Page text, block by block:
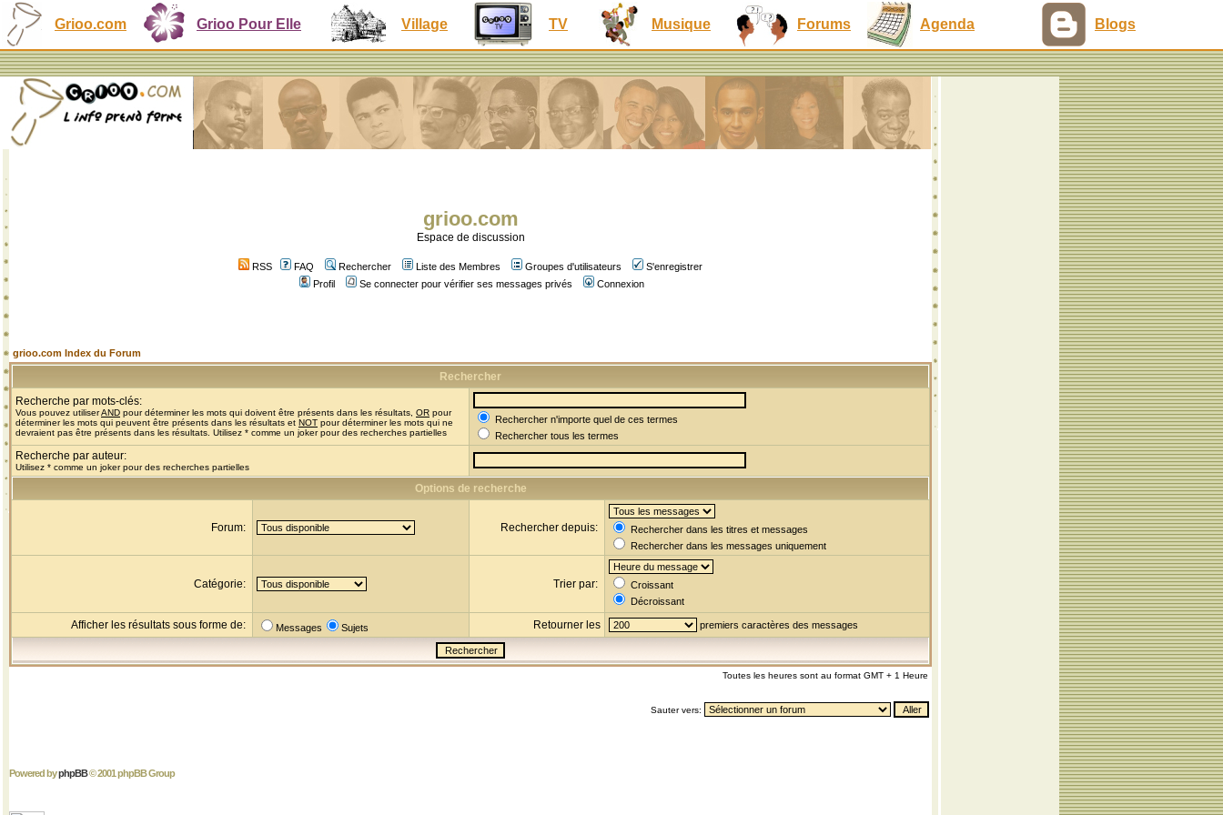
Grioo.com Grioo Pour Elle Village TV Musique Forums Agenda Blogs
grioo.com
Espace de discussion
RSS FAQ Rechercher Liste des Membres Groupes d'utilisateurs
S'enregistrer
Profil
Se connecter pour vérifier ses messages privés Connexion
grioo.com Index du Forum
Rechercher
Recherche par mots-clés:
Vous pouvez utiliserAND pour déterminer les mots qui doivent être présents dans les résultats, OR pour
déterminer les mots qui peuvent être présents dans les résultats et NOT pour déterminer les mots qui ne
devraient pas être présents dans les résultats. Utilisez * comme un joker pour des recherches partielles
Rechercher n'importe quel de ces termes
Rechercher tous les termes
Recherche par auteur:
Utilisez * comme un joker pour des recherches partielles
Options de recherche
Forum: Rechercher depuis:
Rechercher dans les titres et messages
Rechercher dans les messages uniquement
Catégorie: Trier par:
Croissant
Décroissant
Afficher les résultats sous forme de: Messages Sujets Retourner les premiers caractères des messages
Toutes les heures sont au format GMT + 1 Heure
Sauter vers:
Powered byphpBB© 2001 phpBB Group